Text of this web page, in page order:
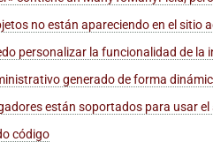
no están apareciendo en el sitio
personalizar la funcionalidad de
generado de forma
están soportados para usar
código